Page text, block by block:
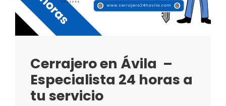
Cerrajero en Ávila –
Especialista 24 horas a
tu servicio